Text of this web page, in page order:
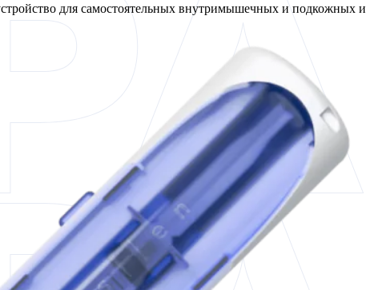
для самостоятельных внутримышечных и